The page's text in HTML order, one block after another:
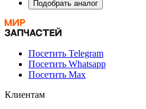
Подобрать аналог
Посетить Telegram
Посетить Whatsapp
Посетить Max
Клиентам